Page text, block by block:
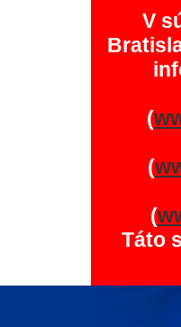
V
(
(
(
Táto